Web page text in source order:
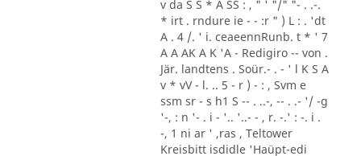
v da S S * A SS : , " ' "/" "- . .-.
* irt . rndure ie - - :r " ) L : . 'dt
A . 4 /. ' i. ceaeennRunb. t * ' 7
A A AK A K 'A - Redigiro -- von .
Jär. landtens . Soür.- . - ' l K S A
v * vV - l. .. 5 - r ) - : , Svm e
ssm sr - s h1 S -- . ..-, -- . .- '/ -g
'-, : n '- . i - '.. '..- - , r. -.' : -. i .
-, 1 ni ar ' ,ras , Teltower
Kreisbitt isdidle 'Haüpt-edi